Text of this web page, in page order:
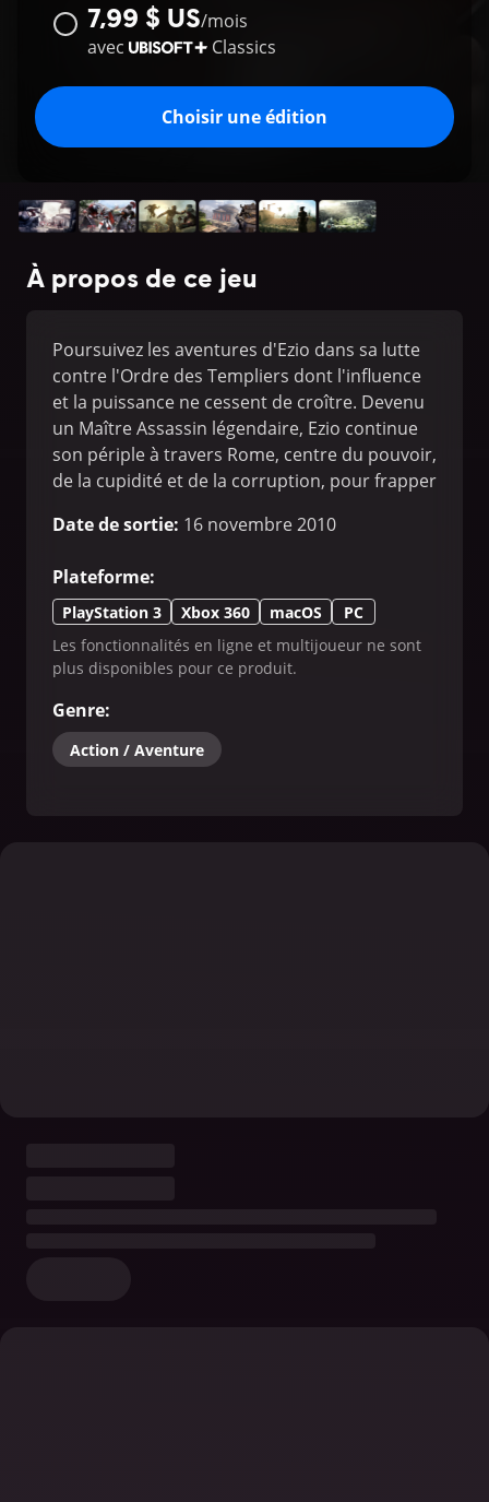
7,99 $ US/mois
avec
Classics
Choisir une édition
À propos de ce jeu
Poursuivez les aventures d'Ezio dans sa lutte
contre l'Ordre des Templiers dont l'influence
et la puissance ne cessent de croître. Devenu
un Maître Assassin légendaire, Ezio continue
son périple à travers Rome, centre du pouvoir,
de la cupidité et de la corruption, pour frapper
Date de sortie: 16 novembre 2010
Plateforme:
PlayStation 3 Xbox 360 macOS
PC
Les fonctionnalités en ligne et multijoueur ne sont
plus disponibles pour ce produit.
Genre:
Action / Aventure